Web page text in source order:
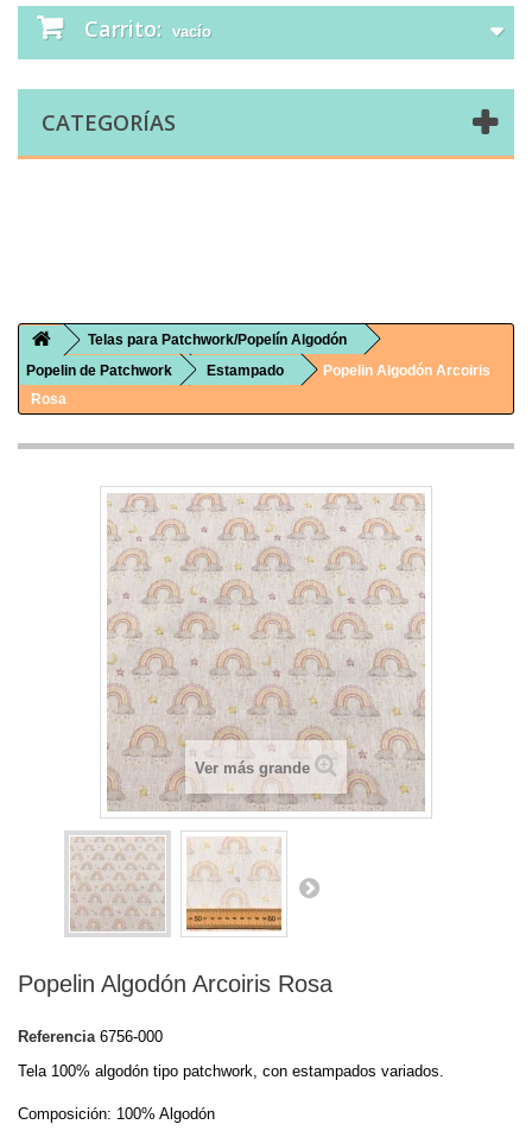
Carrito: vacío
CATEGORÍAS
Telas para Patchwork/Popelín Algodón
Popelin de Patchwork
Estampado
Popelin Algodón Arcoiris
Rosa
Ver más grande
Popelin Algodón Arcoiris Rosa
Referencia 6756-000
Tela 100% algodón tipo patchwork, con estampados variados.
Composición: 100% Algodón